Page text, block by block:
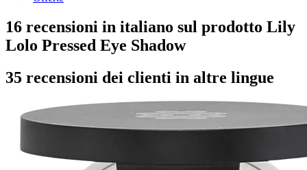
16 recensioni in italiano sul prodotto Lily
Lolo Pressed Eye Shadow
35 recensioni dei clienti in altre lingue